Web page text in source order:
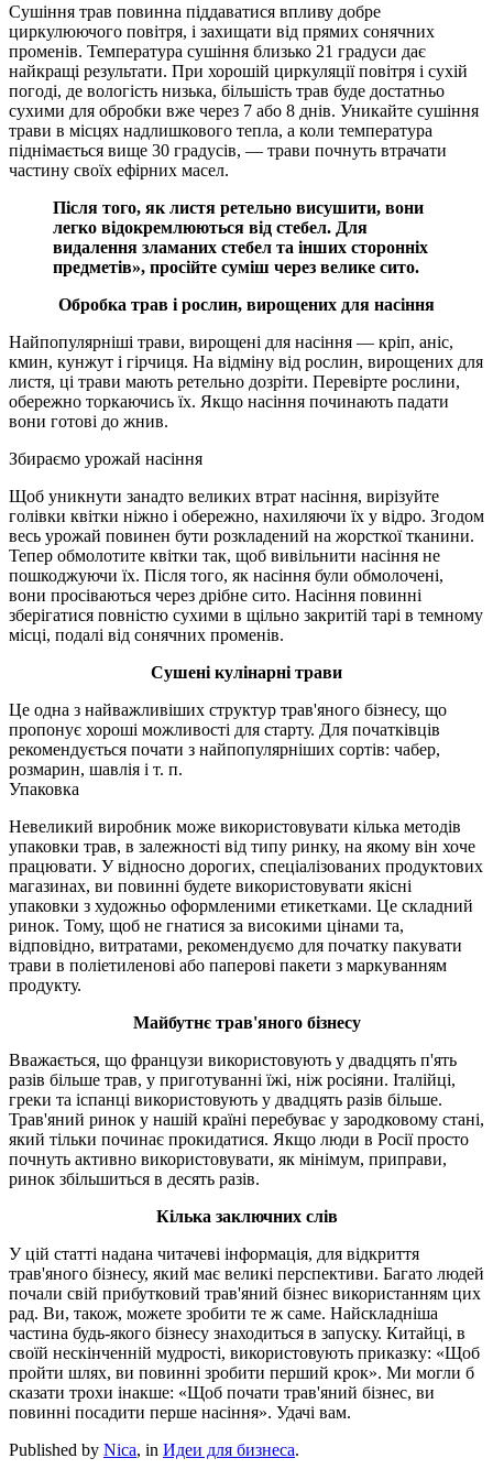
Сушіння трав повинна піддаватися впливу добре
циркулюючого повітря, і захищати від прямих сонячних
променів. Температура сушіння близько 21 градуси дає
найкращі результати. При хорошій циркуляції повітря і сухій
погоді, де вологість низька, більшість трав буде достатньо
сухими для обробки вже через 7 або 8 днів. Уникайте сушіння
трави в місцях надлишкового тепла, а коли температура
піднімається вище 30 градусів, — трави почнуть втрачати
частину своїх ефірних масел.
Після того, як листя ретельно висушити, вони
легко відокремлюються від стебел. Для
видалення зламаних стебел та інших сторонніх
предметів», просійте суміш через велике сито.
Обробка трав і рослин, вирощених для насіння
Найпопулярніші трави, вирощені для насіння — кріп, аніс,
кмин, кунжут і гірчиця. На відміну від рослин, вирощених для
листя, ці трави мають ретельно дозріти. Перевірте рослини,
обережно торкаючись їх. Якщо насіння починають падати
вони готові до жнив.
Збираємо урожай насіння
Щоб уникнути занадто великих втрат насіння, вирізуйте
голівки квітки ніжно і обережно, нахиляючи їх у відро. Згодом
весь урожай повинен бути розкладений на жорсткої тканини.
Тепер обмолотите квітки так, щоб вивільнити насіння не
пошкоджуючи їх. Після того, як насіння були обмолочені,
вони просіваються через дрібне сито. Насіння повинні
зберігатися повністю сухими в щільно закритій тарі в темному
місці, подалі від сонячних променів.
Сушені кулінарні трави
Це одна з найважливіших структур трав'яного бізнесу, що
пропонує хороші можливості для старту. Для початківців
рекомендується почати з найпопулярніших сортів: чабер,
розмарин, шавлія і т. п.
Упаковка
Невеликий виробник може використовувати кілька методів
упаковки трав, в залежності від типу ринку, на якому він хоче
працювати. У відносно дорогих, спеціалізованих продуктових
магазинах, ви повинні будете використовувати якісні
упаковки з художньо оформленими етикетками. Це складний
ринок. Тому, щоб не гнатися за високими цінами та,
відповідно, витратами, рекомендуємо для початку пакувати
трави в поліетиленові або паперові пакети з маркуванням
продукту.
Майбутнє трав'яного бізнесу
Вважається, що французи використовують у двадцять п'ять
разів більше трав, у приготуванні їжі, ніж росіяни. Італійці,
греки та іспанці використовують у двадцять разів більше.
Трав'яний ринок у нашій країні перебуває у зародковому стані,
який тільки починає прокидатися. Якщо люди в Росії просто
почнуть активно використовувати, як мінімум, приправи,
ринок збільшиться в десять разів.
Кілька заключних слів
У цій статті надана читачеві інформація, для відкриття
трав'яного бізнесу, який має великі перспективи. Багато людей
почали свій прибутковий трав'яний бізнес використанням цих
рад. Ви, також, можете зробити те ж саме. Найскладніша
частина будь-якого бізнесу знаходиться в запуску. Китайці, в
своїй нескінченній мудрості, використовують приказку: «Щоб
пройти шлях, ви повинні зробити перший крок». Ми могли б
сказати трохи інакше: «Щоб почати трав'яний бізнес, ви
повинні посадити перше насіння». Удачі вам.
Published by Nica, in Идеи для бизнеса.